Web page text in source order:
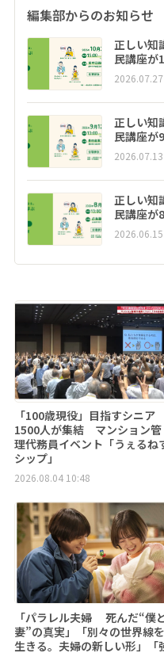
編集部からのお知らせ
正しい
民講座が
正しい
民講座が
正しい知
民講座が
「100歳現役」目指すシニア
1500人が集結 マンション管
理代務員イベント「うぇるね
シップ」
2026.08.04 10:48
「パラレル夫婦 死んだ“僕
妻”の真実」「別々の世界線を
生きる。夫婦の新しい形」「